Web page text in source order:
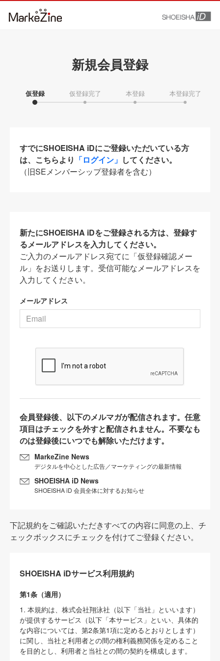
新規会員登録
仮登録 仮登録完了 本登録 本登録完了
すでにSHOEISHA iDにご登録いただいている方
は、こちらより 「ログイン」 してください。
（旧SEメンバーシップ登録者を含む）
新たにSHOEISHA iDをご登録される方は、登録す
るメールアドレスを入力してください。
ご入力のメールアドレス宛てに「仮登録確認メー
ル」をお送りします。受信可能なメールアドレスを
入力してください。
メールアドレス
会員登録後、以下のメルマガが配信されます。任意
項目はチェックを外すと配信されません。不要なも
のは登録後にいつでも解除いただけます。
MarkeZine News
デジタルを中心とした広告／マーケティングの最新情報
SHOEISHA iD News
SHOEISHA iD 会員全体に対するお知らせ
下記規約をご確認いただきすべての内容に同意の上、チ
ェックボックスにチェックを付けてご登録ください。
SHOEISHA iDサービス利用規約
第1条（適用）
1. 本規約は、株式会社翔泳社（以下「当社」といいます）
が提供するサービス（以下「本サービス」といい、具体的
な内容については、第2条第1項に定めるとおりとします）
に関し、当社と利用者との間の権利義務関係を定めること
を目的とし、利用者と当社との間の契約を構成します。